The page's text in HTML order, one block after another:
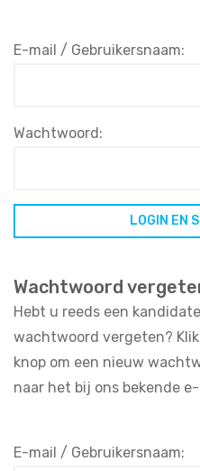
E-mail / Gebruikersnaam:
Wachtwoord:
Wachtwoord
Hebt u reeds een
wachtwoord vergeten?
knop om een nieuw
naar het bij ons bekende
E-mail / Gebruikersnaam: